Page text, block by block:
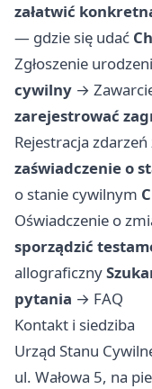
załatwić
— gdzie się udać
Zgłoszenie
cywilny →
zarejestrować
Rejestracja
zaświadczenie o
o stanie cywilnym
Oświadczenie o
sporządzić
allograficzny
pytania → FAQ
Kontakt i siedziba
Urząd Stanu
ul. Wałowa 5, na